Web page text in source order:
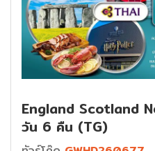
England Scotland
วัน 6 คืน (TG)